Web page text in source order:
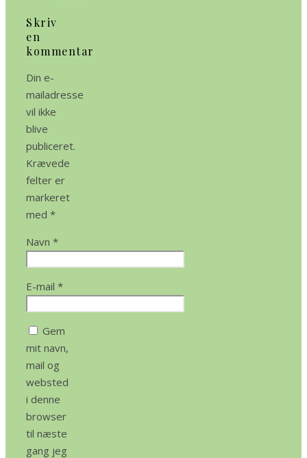
Skriv
en
kommentar
Din e-
mailadresse
vil ikke
blive
publiceret.
Krævede
felter er
markeret
med *
Navn *
E-mail *
Gem
mit navn,
mail og
websted
i denne
browser
til næste
gang jeg